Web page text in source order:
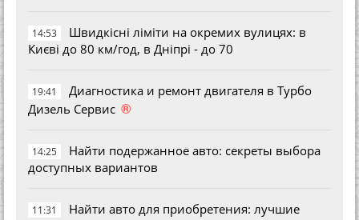
14:53
Швидкісні ліміти на окремих вулицях: в
Києві до 80 км/год, в Дніпрі - до 70
19:41
Диагностика и ремонт двигателя в Турбо
Дизель Сервис ®
14:25
Найти подержанное авто: секреты выбора
доступных вариантов
11:31
Найти авто для приобретения: лучшие